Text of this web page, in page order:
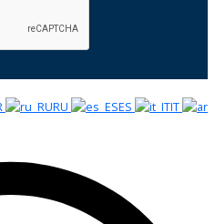
RU ES
IT